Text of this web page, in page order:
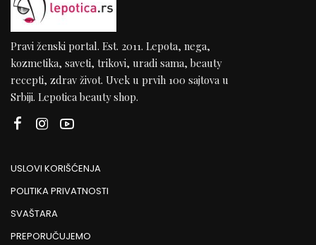
Pravi ženski portal. Est. 2011. Lepota, nega,
kozmetika, saveti, trikovi, uradi sama, beauty
recepti, zdrav život. Uvek u prvih 100 sajtova u
Srbiji. Lepotica beauty shop.
USLOVI KORIŠĆENJA
POLITIKA PRIVATNOSTI
SVAŠTARA
PREPORUČUJEMO